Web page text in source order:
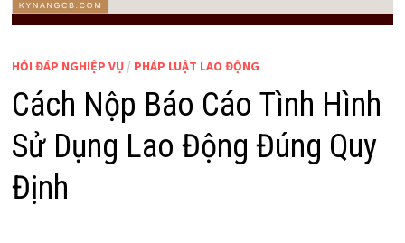
HỎI ĐÁP NGHIỆP VỤ/ PHÁP LUẬT LAO ĐỘNG
Cách Nộp Báo Cáo Tình Hình
Sử Dụng Lao Động Đúng Quy
Định